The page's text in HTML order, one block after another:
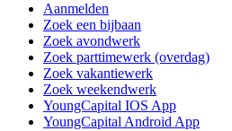
Aanmelden
Zoek een bijbaan
Zoek avondwerk
Zoek parttimewerk (overdag)
Zoek vakantiewerk
Zoek weekendwerk
YoungCapital IOS App
YoungCapital Android App